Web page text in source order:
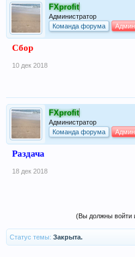
FXprofit
Администратор
Команда форума
Сбор
10 дек 2018
FXprofit
Администратор
Команда форума
Раздача
18 дек 2018
(Вы должны войти
Статус темы: Закрыта.